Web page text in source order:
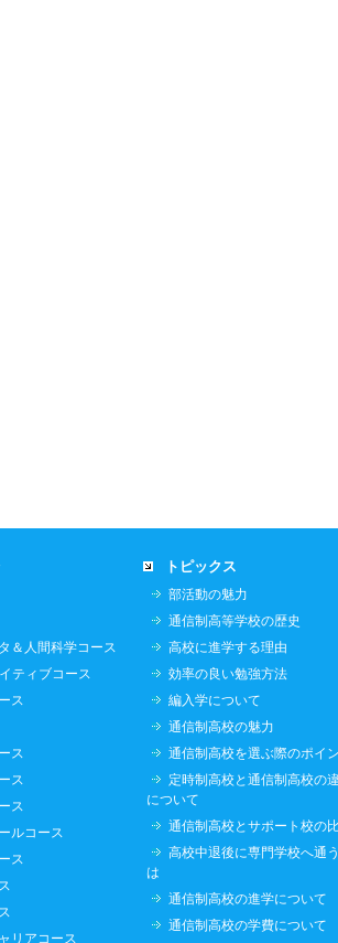
＆人間科学コース
ティブコース
ス
ス
ス
ス
ルコース
ス
リアコース
トピックス
部活動の魅力
通信制高等学校の歴史
高校に進学する理由
効率の良い勉強方法
編入学について
通信制高校の魅力
通信制高校を選ぶ際のポイ
定時制高校と通信制高校の
について
通信制高校とサポート校の
高校中退後に専門学校へ通
は
通信制高校の進学について
通信制高校の学費について